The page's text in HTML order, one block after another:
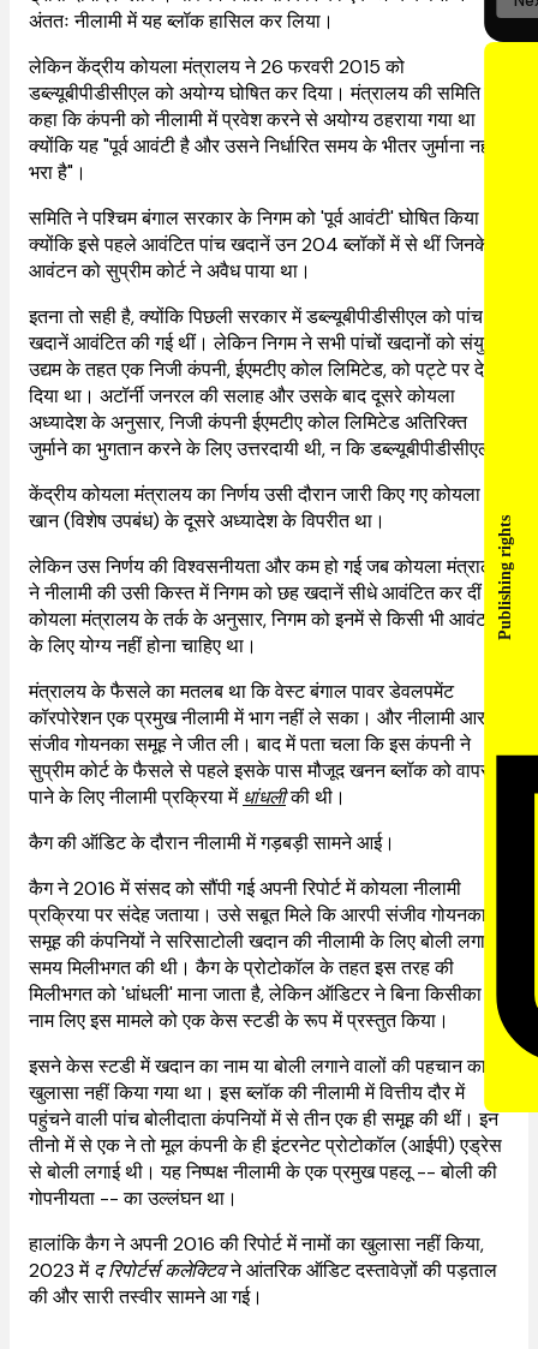
अंततः नीलामी में यह ब्लॉक हासिल कर लिया।
लेकिन केंद्रीय कोयला मंत्रालय ने 26 फरवरी 2015 को
डब्ल्यूबीपीडीसीएल को अयोग्य घोषित कर दिया। मंत्रालय की समिति ने
कहा कि कंपनी को नीलामी में प्रवेश करने से अयोग्य ठहराया गया था
क्योंकि यह "पूर्व आवंटी है और उसने निर्धारित समय के भीतर जुर्माना नहीं
भरा है"।
समिति ने पश्चिम बंगाल सरकार के निगम को 'पूर्व आवंटी' घोषित किया
क्योंकि इसे पहले आवंटित पांच खदानें उन 204 ब्लॉकों में से थीं जिनके
आवंटन को सुप्रीम कोर्ट ने अवैध पाया था।
इतना तो सही है, क्योंकि पिछली सरकार में डब्ल्यूबीपीडीसीएल को पांच
खदानें आवंटित की गई थीं। लेकिन निगम ने सभी पांचों खदानों को संयुक्त
उद्यम के तहत एक निजी कंपनी, ईएमटीए कोल लिमिटेड, को पट्टे पर दे
दिया था। अटॉर्नी जनरल की सलाह और उसके बाद दूसरे कोयला
अध्यादेश के अनुसार, निजी कंपनी ईएमटीए कोल लिमिटेड अतिरिक्त
जुर्माने का भुगतान करने के लिए उत्तरदायी थी, न कि डब्ल्यूबीपीडीसीएल।
केंद्रीय कोयला मंत्रालय का निर्णय उसी दौरान जारी किए गए कोयला
खान (विशेष उपबंध) के दूसरे अध्यादेश के विपरीत था।
लेकिन उस निर्णय की विश्वसनीयता और कम हो गई जब कोयला मंत्रालय
ने नीलामी की उसी किस्त में निगम को छह खदानें सीधे आवंटित कर दीं।
कोयला मंत्रालय के तर्क के अनुसार, निगम को इनमें से किसी भी आवंटन
के लिए योग्य नहीं होना चाहिए था।
मंत्रालय के फैसले का मतलब था कि वेस्ट बंगाल पावर डेवलपमेंट
कॉरपोरेशन एक प्रमुख नीलामी में भाग नहीं ले सका। और नीलामी आरपी
संजीव गोयनका समूह ने जीत ली। बाद में पता चला कि इस कंपनी ने
सुप्रीम कोर्ट के फैसले से पहले इसके पास मौजूद खनन ब्लॉक को वापस
पाने के लिए नीलामी प्रक्रिया में धांधलीकी थी।
कैग की ऑडिट के दौरान नीलामी में गड़बड़ी सामने आई।
कैग ने 2016 में संसद को सौंपी गई अपनी रिपोर्ट में कोयला नीलामी
प्रक्रिया पर संदेह जताया। उसे सबूत मिले कि आरपी संजीव गोयनका
समूह की कंपनियों ने सरिसाटोली खदान की नीलामी के लिए बोली लगाते
समय मिलीभगत की थी। कैग के प्रोटोकॉल के तहत इस तरह की
मिलीभगत को 'धांधली' माना जाता है, लेकिन ऑडिटर ने बिना किसीका
नाम लिए इस मामले को एक केस स्टडी के रूप में प्रस्तुत किया।
इसने केस स्टडी में खदान का नाम या बोली लगाने वालों की पहचान का
खुलासा नहीं किया गया था। इस ब्लॉक की नीलामी में वित्तीय दौर में
पहुंचने वाली पांच बोलीदाता कंपनियों में से तीन एक ही समूह की थीं। इन
तीनो में से एक ने तो मूल कंपनी के ही इंटरनेट प्रोटोकॉल (आईपी) एड्रेस
से बोली लगाई थी। यह निष्पक्ष नीलामी के एक प्रमुख पहलू -- बोली की
गोपनीयता -- का उल्लंघन था।
हालांकि कैग ने अपनी 2016 की रिपोर्ट में नामों का खुलासा नहीं किया,
2023 मेंद रिपोर्टर्स कलेक्टिवने आंतरिक ऑडिट दस्तावेज़ों की पड़ताल
की और सारी तस्वीर सामने आ गई।
Publishing rights